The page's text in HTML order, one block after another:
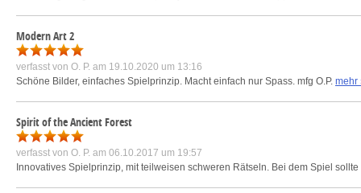
Modern Art 2
verfasst von O. P. am 19.10.2020 um 13:16
Schöne Bilder, einfaches Spielprinzip. Macht einfach nur Spass. mfg O.P. mehr
Spirit of the Ancient Forest
verfasst von O. P. am 06.10.2017 um 19:57
Innovatives Spielprinzip, mit teilweisen schweren Rätseln. Bei dem Spiel